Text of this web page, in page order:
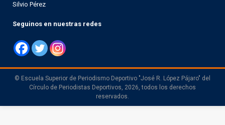
Silvio Pérez
Seguinos en nuestras redes
© Escuela Superior de Periodismo Deportivo "José R. López Pájaro" del
Círculo de Periodistas Deportivos, 2026, todos los derechos
reservados.